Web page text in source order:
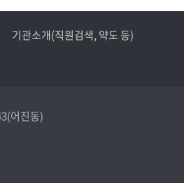
기관소개(직원검색, 약도 등)
어진동)